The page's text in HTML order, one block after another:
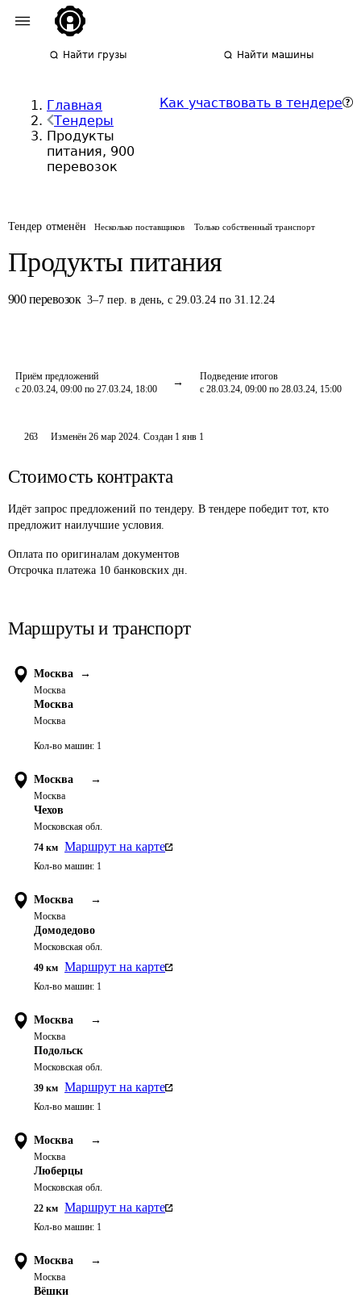
Найти грузы Найти машины
Главная
Тендеры
Продукты
питания, 900
перевозок
Как участвовать в тендере
Тендер отменён Несколько поставщиков Только собственный транспорт
Продукты питания
900 перевозок 3–7 пер. в день,с 29.03.24 по 31.12.24
Приём предложений
с 20.03.24, 09:00 по 27.03.24, 18:00
Подведение итогов
с 28.03.24, 09:00 по 28.03.24, 15:00
263 Изменён26 мар 2024. Создан 1 янв 1
Стоимость контракта
Идёт запрос предложений по тендеру. В тендере победит тот, кто
предложит наилучшие условия.
Оплата по оригиналам документов
Отсрочка платежа 10 банковских дн.
Маршруты и транспорт
Москва →
Москва
Москва
Москва
Кол-во машин: 1
Москва →
Москва
Чехов
Московская обл.
74 км Маршрут на карте
Кол-во машин: 1
Москва →
Москва
Домодедово
Московская обл.
49 км Маршрут на карте
Кол-во машин: 1
Москва →
Москва
Подольск
Московская обл.
39 км Маршрут на карте
Кол-во машин: 1
Москва →
Москва
Люберцы
Московская обл.
22 км Маршрут на карте
Кол-во машин: 1
Москва →
Москва
Вёшки